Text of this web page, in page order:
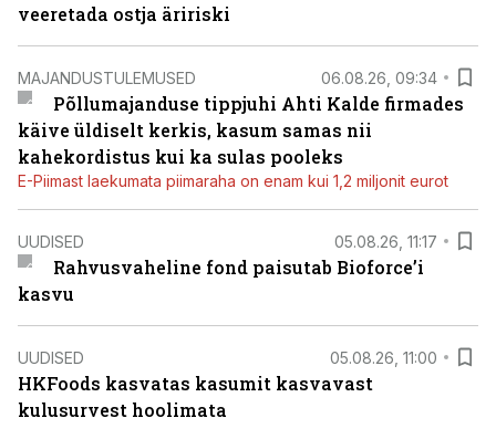
veeretada ostja äririski
MAJANDUSTULEMUSED 06.08.26, 09:34
Põllumajanduse tippjuhi Ahti Kalde firmades
käive üldiselt kerkis, kasum samas nii
kahekordistus kui ka sulas pooleks
E-Piimast laekumata piimaraha on enam kui 1,2 miljonit eurot
UUDISED 05.08.26, 11:17
Rahvusvaheline fond paisutab Bioforce’i
kasvu
UUDISED 05.08.26, 11:00
HKFoods kasvatas kasumit kasvavast
kulusurvest hoolimata